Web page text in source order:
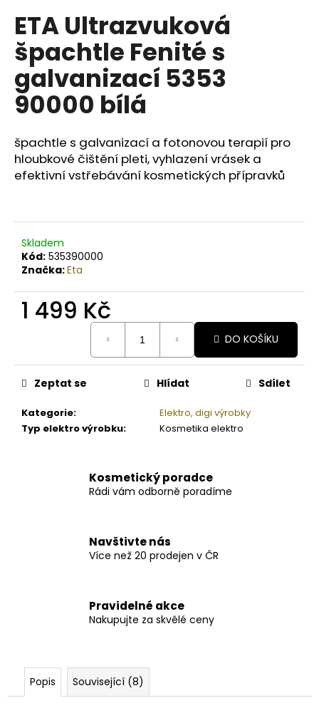
ETA Ultrazvuková
špachtle Fenité s
galvanizací 5353
90000 bílá
špachtle s galvanizací a fotonovou terapií pro
hloubkové čištění pleti, vyhlazení vrásek a
efektivní vstřebávání kosmetických přípravků
Skladem
Kód: 535390000
Značka:Eta
1 499 Kč
DO KOŠÍKU
Kategorie:
Elektro, digi výrobky
Typ elektro výrobku: Kosmetika elektro
Zeptat se Hlídat Sdílet
Kosmetický poradce
Rádi vám odborně poradíme
Navštivte nás
Více než 20 prodejen v ČR
Pravidelné akce
Nakupujte za skvělé ceny
Popis Související (8)
u
j
e
m
e
KERATIN
COMPLEX
BARVA
SET
5.99
Kč
Původně:
165
Kč